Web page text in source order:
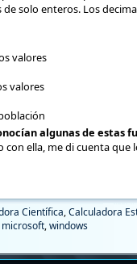
solo enteros. Los
valores
valores
algunas de estas
ella, me di cuenta
Científica,Calculadora
microsoft,windows